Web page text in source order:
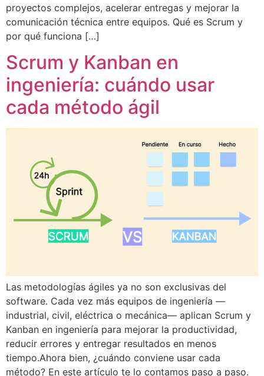
proyectos complejos, acelerar entregas y mejorar la
comunicación técnica entre equipos. Qué es Scrum y
por qué funciona […]
Scrum y Kanban en
ingeniería: cuándo usar
cada método ágil
Las metodologías ágiles ya no son exclusivas del
software. Cada vez más equipos de ingeniería —
industrial, civil, eléctrica o mecánica— aplican Scrum y
Kanban en ingeniería para mejorar la productividad,
reducir errores y entregar resultados en menos
tiempo.Ahora bien, ¿cuándo conviene usar cada
método? En este artículo te lo contamos paso a paso.